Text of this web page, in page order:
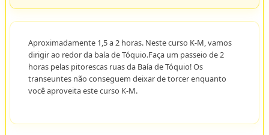
Aproximadamente 1,5 a 2 horas. Neste curso K-M, vamos
dirigir ao redor da baía de Tóquio.Faça um passeio de 2
horas pelas pitorescas ruas da Baía de Tóquio! Os
transeuntes não conseguem deixar de torcer enquanto
você aproveita este curso K-M.